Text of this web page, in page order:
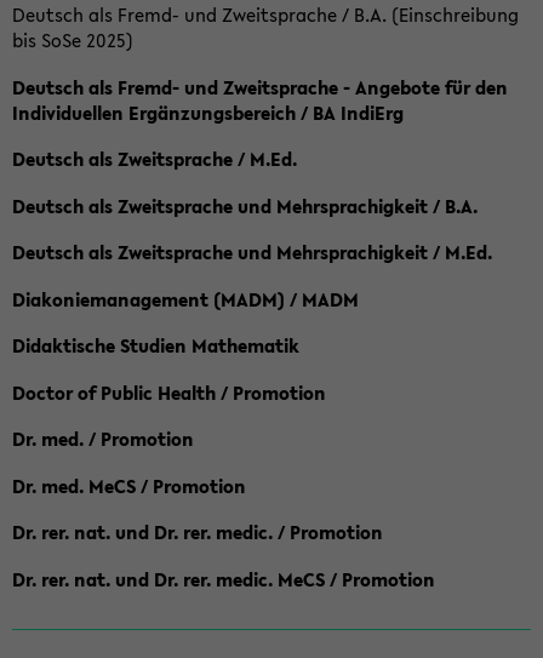
Deutsch als Fremd- und Zweitsprache / B.A. (Einschreibung
bis SoSe 2025)
Deutsch als Fremd- und Zweitsprache - Angebote für den
Individuellen Ergänzungsbereich / BA IndiErg
Deutsch als Zweitsprache / M.Ed.
Deutsch als Zweitsprache und Mehrsprachigkeit / B.A.
Deutsch als Zweitsprache und Mehrsprachigkeit / M.Ed.
Diakoniemanagement (MADM) / MADM
Didaktische Studien Mathematik
Doctor of Public Health / Promotion
Dr. med. / Promotion
Dr. med. MeCS / Promotion
Dr. rer. nat. und Dr. rer. medic. / Promotion
Dr. rer. nat. und Dr. rer. medic. MeCS / Promotion